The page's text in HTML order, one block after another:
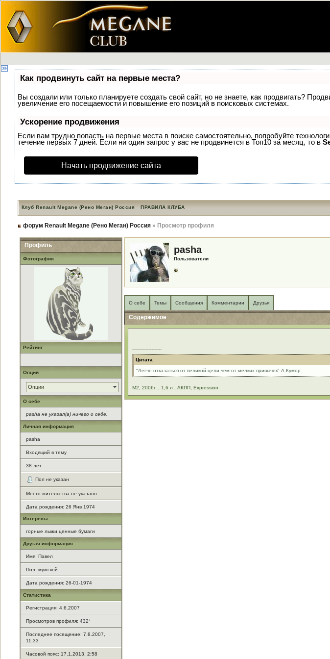
Как продвинуть сайт на первые места?
Вы создали или только планируете создать свой сайт, но не знаете, как продвигать?
увеличение его посещаемости и повышение его позиций в поисковых системах.
Ускорение продвижения
Если вам трудно попасть на первые места в поиске самостоятельно, попробуйте
течение первых 7 дней. Если ни один запрос у вас не продвинется в Топ10 за месяц, то в
Начать продвижение сайта
Клуб Renault Megane (Рено Меган) Россия ПРАВИЛА КЛУБА
форум Renault Megane (Рено Меган) Россия» Просмотр профиля
Профиль
Фотография
Рейтинг
Опции
Опции
О себе
pasha не указал(а) ничего о себе.
Личная информация
pasha
Входящий в тему
38 лет
Пол не указан
Место жительства не указано
Дата рождения: 26 Янв 1974
Интересы
горные лыжи,ценные бумаги
Другая информация
Имя: Павел
Пол: мужской
Дата рождения: 26-01-1974
Статистика
Регистрация: 4.6.2007
Просмотров профиля: 432*
Последнее посещение: 7.8.2007,
11:33
Часовой пояс: 17.1.2013, 2:58
pasha
Пользователи
О себе Темы Сообщения Комментарии Друзья
Содержимое
--------------------
Цитата
"Легче отказаться от великой цели,чем от мелких привычек" А.Кумор
М2, 2006г. , 1,6 л , АКПП, Expression